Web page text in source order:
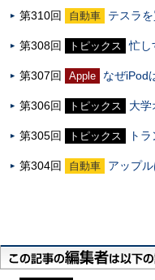
第310回 自動車 テスラ
第308回 トピックス 忙し
第307回 Apple なぜiPod
第306回 トピックス 大学
第305回 トピックス ト
第304回 自動車 アップ